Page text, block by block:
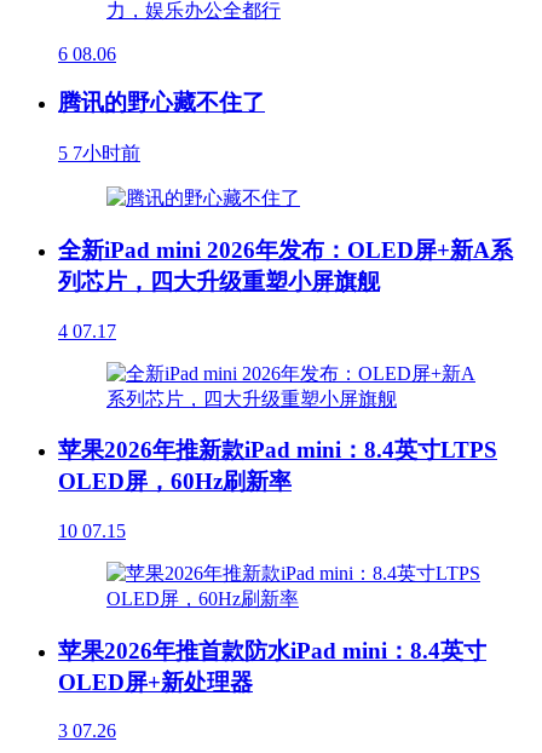
6 08.06
腾讯的野心藏不住了
5 7小时前
全新iPad mini 2026年发布：OLED屏+新A系
列芯片，四大升级重塑小屏旗舰
4 07.17
苹果2026年推新款iPad mini：8.4英寸LTPS
OLED屏，60Hz刷新率
10 07.15
苹果2026年推首款防水iPad mini：8.4英寸
OLED屏+新处理器
3 07.26